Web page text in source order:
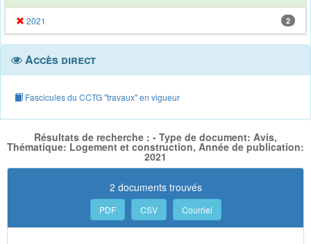
2021 2
Accès direct
Fascicules du CCTG "travaux" en vigueur
Résultats de recherche : - Type de document: Avis,
Thématique: Logement et construction, Année de publication:
2021
2 documents trouvés
PDF CSV Courriel